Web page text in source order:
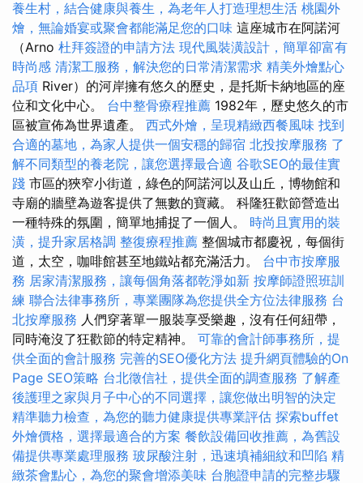
養生村，結合健康與養生，為老年人打造理想生活 桃園外
燴，無論婚宴或聚會都能滿足您的口味 這座城市在阿諾河
（Arno 杜拜簽證的申請方法 現代風裝潢設計，簡單卻富有
時尚感 清潔工服務，解決您的日常清潔需求 精美外燴點心
品項 River）的河岸擁有悠久的歷史，是托斯卡納地區的座
位和文化中心。 台中整骨療程推薦 1982年，歷史悠久的市
區被宣佈為世界遺產。 西式外燴，呈現精緻西餐風味 找到
合適的墓地，為家人提供一個安穩的歸宿 北投按摩服務 了
解不同類型的養老院，讓您選擇最合適 谷歌SEO的最佳實
踐 市區的狹窄小街道，綠色的阿諾河以及山丘，博物館和
寺廟的牆壁為遊客提供了無數的寶藏。 科隆狂歡節營造出
一種特殊的氛圍，簡單地捕捉了一個人。 時尚且實用的裝
潢，提升家居格調 整復療程推薦 整個城市都慶祝，每個街
道，太空，咖啡館甚至地鐵站都充滿活力。 台中市按摩服
務 居家清潔服務，讓每個角落都乾淨如新 按摩師證照班訓
練 聯合法律事務所，專業團隊為您提供全方位法律服務 台
北按摩服務 人們穿著單一服裝享受樂趣，沒有任何紐帶，
同時淹沒了狂歡節的特定精神。 可靠的會計師事務所，提
供全面的會計服務 完善的SEO優化方法 提升網頁體驗的On
Page SEO策略 台北徵信社，提供全面的調查服務 了解產
後護理之家與月子中心的不同選擇，讓您做出明智的決定
精準聽力檢查，為您的聽力健康提供專業評估 探索buffet
外燴價格，選擇最適合的方案 餐飲設備回收推薦，為舊設
備提供專業處理服務 玻尿酸注射，迅速填補細紋和凹陷 精
緻茶會點心，為您的聚會增添美味 台胞證申請的完整步驟